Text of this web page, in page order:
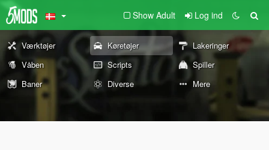
Show Adult Log ind
Værktøjer Køretøjer
Lakeringer
Våben
Scripts
Spiller
Baner
Diverse Mere